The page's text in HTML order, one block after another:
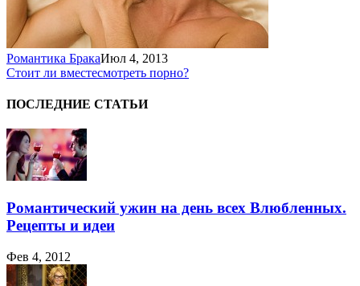
Романтика БракаИюл 4, 2013
Стоит ли вместесмотреть порно?
ПОСЛЕДНИЕ СТАТЬИ
Романтический ужин на день всех Влюбленных.
Рецепты и идеи
Фев 4, 2012